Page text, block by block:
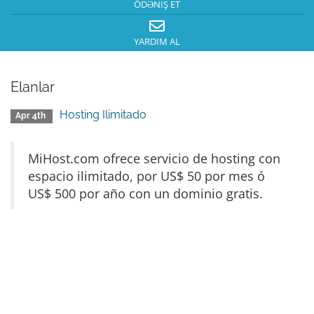
ÖDƏNIŞ ET
YARDIM AL
Elanlar
Apr 4th Hosting Ilimitado
MiHost.com ofrece servicio de hosting con
espacio ilimitado, por US$ 50 por mes ó
US$ 500 por año con un dominio gratis.